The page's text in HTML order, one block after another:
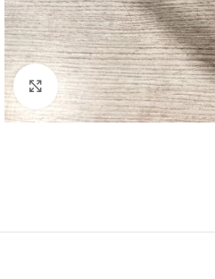
Κλικ για μεγέθυνση